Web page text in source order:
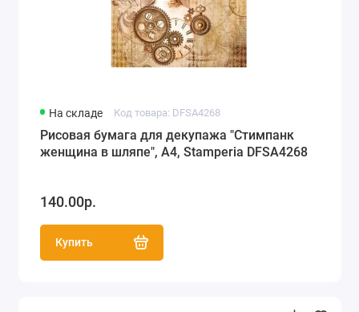
На складе Код товара: DFSA4268
Рисовая бумага для декупажа "Стимпанк
женщина в шляпе", А4, Stamperia DFSA4268
140.00р.
Купить